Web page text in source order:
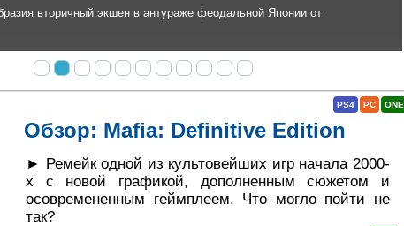
ONE
PC
PS4
Обзор: Mafia: Definitive Edition
► Ремейк одной из культовейших игр начала 2000-
х с новой графикой, дополненным сюжетом и
осовремененным геймплеем. Что могло пойти не
так?